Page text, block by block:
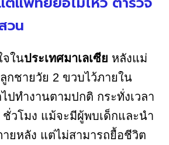
วน
จในประเทศมาเลเซีย หลังแม่
กชายวัย 2 ขวบไว้ภายใน
ปทำงานตามปกติ กระทั่งเวลา
วโมง แม้จะมีผู้พบเด็กและนำ
ยหลัง แต่ไม่สามารถยื้อชีวิต